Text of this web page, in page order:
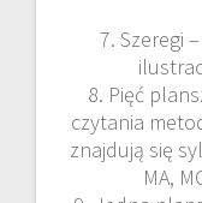
7. Szeregi
8. Pięć
czytania
znajdują się
MA,